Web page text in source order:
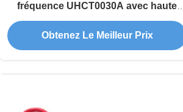
fréquence UHCT0030A avec haute
sensibilité de 200mV/A, bande
passante de 50MHz et anneau de
sonde ultra-mince de 3,5mm pour les
Obtenez Le Meilleur Prix